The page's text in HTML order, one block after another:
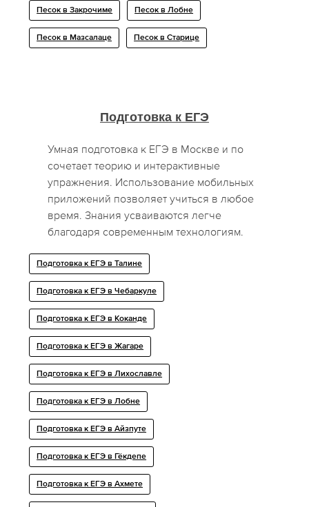
Песок в Закрочиме Песок в Лобне
Песок в Мазсалаце Песок в Старице
Подготовка к ЕГЭ
Умная подготовка к ЕГЭ в Москве и по
сочетает теорию и интерактивные
упражнения. Использование мобильных
приложений позволяет учиться в любое
время. Знания усваиваются легче
благодаря современным технологиям.
Подготовка к ЕГЭ в Талине
Подготовка к ЕГЭ в Чебаркуле
Подготовка к ЕГЭ в Коканде
Подготовка к ЕГЭ в Жагаре
Подготовка к ЕГЭ в Лихославле
Подготовка к ЕГЭ в Лобне
Подготовка к ЕГЭ в Айзпуте
Подготовка к ЕГЭ в Гёкдепе
Подготовка к ЕГЭ в Ахмете